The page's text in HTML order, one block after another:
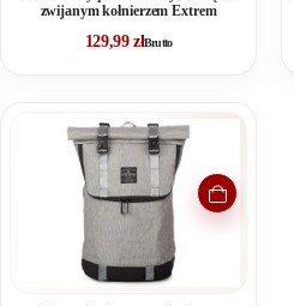
zwijanym kołnierzem Extrem
129,99 złBrutto